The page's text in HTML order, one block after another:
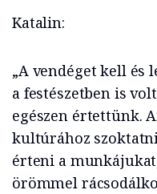
Katalin:
„A vendéget kell és
a festészetben is
egészen értettünk.
kultúrához
érteni a
örömmel